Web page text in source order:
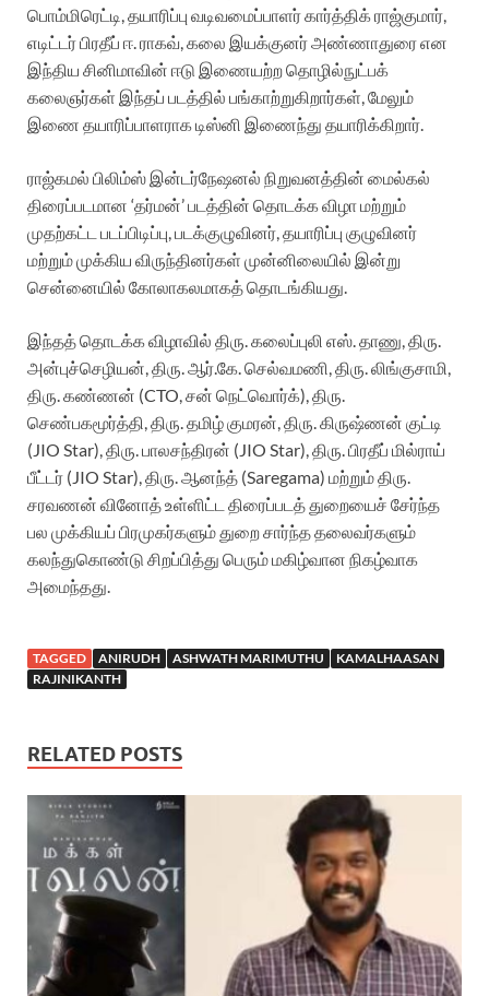
பொம்மிரெட்டி, தயாரிப்பு வடிவமைப்பாளர் கார்த்திக் ராஜ்குமார்,
எடிட்டர் பிரதீப் ஈ. ராகவ், கலை இயக்குனர் அண்ணாதுரை என
இந்திய சினிமாவின் ஈடு இணையற்ற தொழில்நுட்பக்
கலைஞர்கள் இந்தப் படத்தில் பங்காற்றுகிறார்கள், மேலும்
இணை தயாரிப்பாளராக டிஸ்னி இணைந்து தயாரிக்கிறார்.
ராஜ்கமல் பிலிம்ஸ் இன்டர்நேஷனல் நிறுவனத்தின் மைல்கல்
திரைப்படமான ‘தர்மன்’ படத்தின் தொடக்க விழா மற்றும்
முதற்கட்ட படப்பிடிப்பு, படக்குழுவினர், தயாரிப்பு குழுவினர்
மற்றும் முக்கிய விருந்தினர்கள் முன்னிலையில் இன்று
சென்னையில் கோலாகலமாகத் தொடங்கியது.
இந்தத் தொடக்க விழாவில் திரு. கலைப்புலி எஸ். தாணு, திரு.
அன்புச்செழியன், திரு. ஆர்.கே. செல்வமணி, திரு. லிங்குசாமி,
திரு. கண்ணன் (CTO, சன் நெட்வொர்க்), திரு.
செண்பகமூர்த்தி, திரு. தமிழ் குமரன், திரு. கிருஷ்ணன் குட்டி
(JIO Star), திரு. பாலசந்திரன் (JIO Star), திரு. பிரதீப் மில்ராய்
பீட்டர் (JIO Star), திரு. ஆனந்த் (Saregama) மற்றும் திரு.
சரவணன் வினோத் உள்ளிட்ட திரைப்படத் துறையைச் சேர்ந்த
பல முக்கியப் பிரமுகர்களும் துறை சார்ந்த தலைவர்களும்
கலந்துகொண்டு சிறப்பித்து பெரும் மகிழ்வான நிகழ்வாக
அமைந்தது.
TAGGED ANIRUDH ASHWATH MARIMUTHU
KAMALHAASAN
RAJINIKANTH
RELATED POSTS